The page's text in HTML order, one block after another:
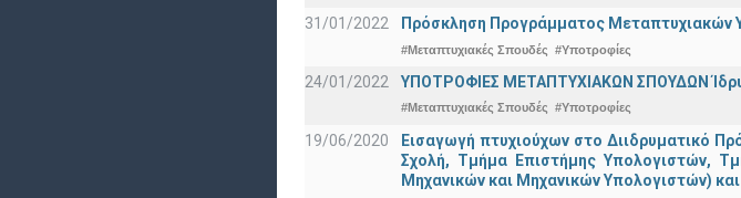
31/01/2022 Πρόσκληση Προγράμματος Μεταπτυχιακών
#Μεταπτυχιακές Σπουδές #Υποτροφίες
24/01/2022 ΥΠΟΤΡΟΦΙΕΣ ΜΕΤΑΠΤΥΧΙΑΚΩΝ ΣΠΟΥΔΩΝ
#Μεταπτυχιακές Σπουδές #Υποτροφίες
19/06/2020
Εισαγωγή πτυχιούχων στο Διιδρυματικό
Σχολή, Τμήμα Επιστήμης Υπολογιστών,
Μηχανικών και Μηχανικών Υπολογιστών)